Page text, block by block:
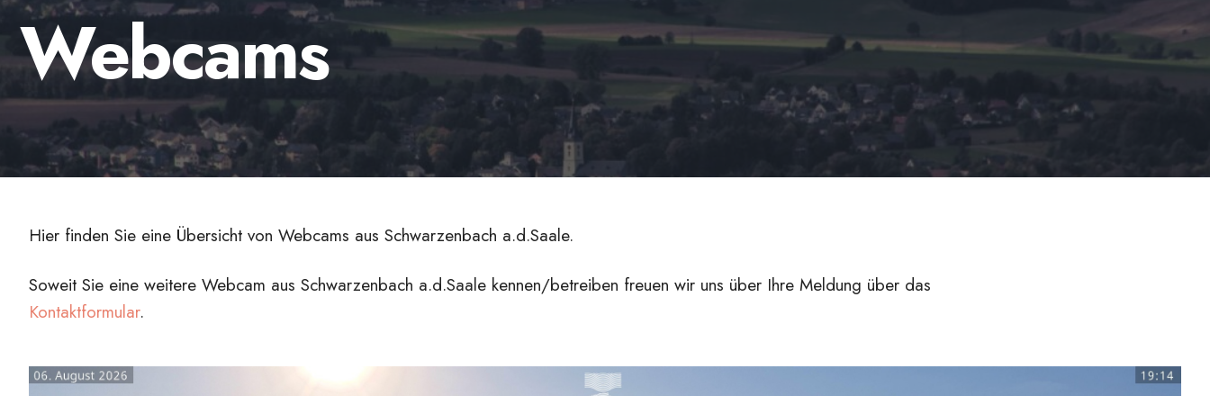
Webcams
Hier finden Sie eine Übersicht von Webcams aus Schwarzenbach a.d.Saale.
Soweit Sie eine weitere Webcam aus Schwarzenbach a.d.Saale kennen/betreiben freuen wir uns über Ihre Meldung über das
Kontaktformular.